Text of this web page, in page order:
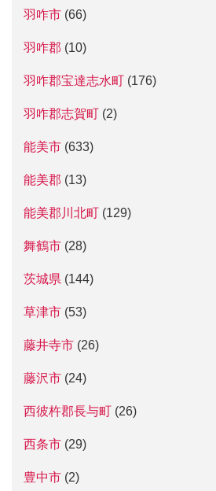
羽咋市 (66)
羽咋郡 (10)
羽咋郡宝達志水町 (176)
羽咋郡志賀町 (2)
能美市 (633)
能美郡 (13)
能美郡川北町 (129)
舞鶴市 (28)
茨城県 (144)
草津市 (53)
藤井寺市 (26)
藤沢市 (24)
西彼杵郡長与町 (26)
西条市 (29)
豊中市 (2)